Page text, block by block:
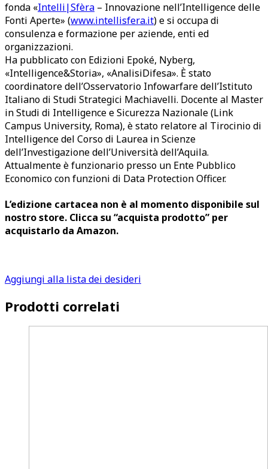
fonda «Intelli|Sfèra – Innovazione nell’Intelligence delle
Fonti Aperte» (www.intellisfera.it) e si occupa di
consulenza e formazione per aziende, enti ed
organizzazioni.
Ha pubblicato con Edizioni Epoké, Nyberg,
«Intelligence&Storia», «AnalisiDifesa». È stato
coordinatore dell’Osservatorio Infowarfare dell’Istituto
Italiano di Studi Strategici Machiavelli. Docente al Master
in Studi di Intelligence e Sicurezza Nazionale (Link
Campus University, Roma), è stato relatore al Tirocinio di
Intelligence del Corso di Laurea in Scienze
dell’Investigazione dell’Università dell’Aquila.
Attualmente è funzionario presso un Ente Pubblico
Economico con funzioni di Data Protection Officer.
L’edizione cartacea non è al momento disponibile sul
nostro store. Clicca su “acquista prodotto” per
acquistarlo da Amazon.
Aggiungi alla lista dei desideri
Prodotti correlati